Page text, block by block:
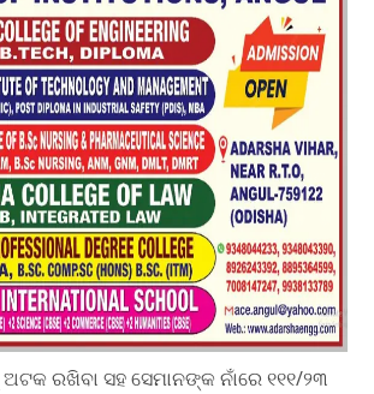
ରଖିବା ସହ ସେମାନଙ୍କ ନାଁରେ ୧୧୧/୨୩